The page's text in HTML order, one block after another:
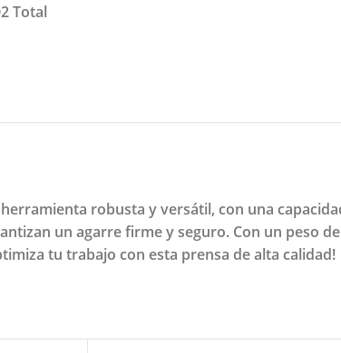
Total
robusta y versátil, con una
un agarre firme y seguro. Con un peso
tu trabajo con esta prensa de alta calidad!